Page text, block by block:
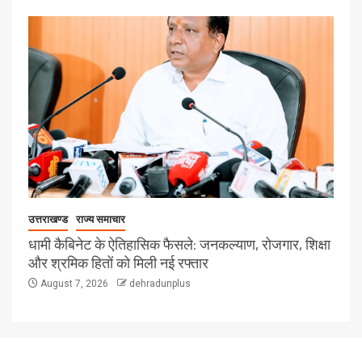
उत्तराखण्ड राज्य समाचार
धामी कैबिनेट के ऐतिहासिक फैसले: जनकल्याण, रोजगार, शिक्षा
और श्रमिक हितों को मिली नई रफ्तार
August 7, 2026 dehradunplus